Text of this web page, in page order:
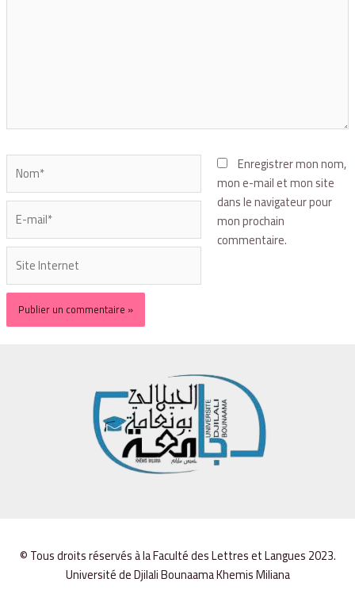
Enregistrer mon nom,
mon e-mail et mon site
dans le navigateur pour
mon prochain
commentaire.
© Tous droits réservés à la Faculté des Lettres et Langues 2023.
Université de Djilali Bounaama Khemis Miliana